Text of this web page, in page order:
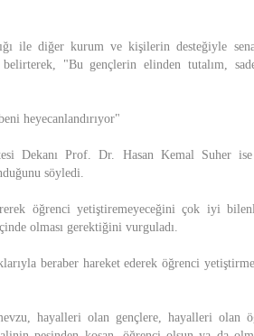
ile diğer kurum ve kişilerin desteğiyle
"Bu gençlerin elinden tutalım,
heyecanlandırıyor"
Dekanı Prof. Dr. Hasan Kemal Suher ise
söyledi.
öğrenci yetiştiremeyeceğini çok iyi
olması gerektiğini vurguladı.
beraber hareket ederek öğrenci
hayalleri olan gençlere, hayalleri olan